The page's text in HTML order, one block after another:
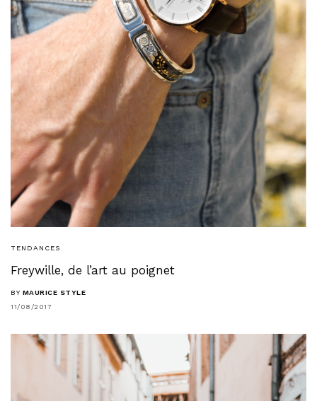
TENDANCES
Freywille, de l’art au poignet
BY MAURICE STYLE
11/08/2017